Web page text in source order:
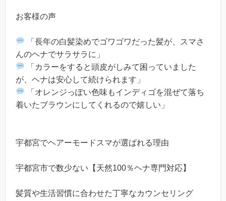
お客様の声
「長年の白髪染めでゴワゴワだった髪が、スマさ
んのヘナでサラサラに」
「カラーをすると頭皮がしみて困っていました
が、ヘナは安心して続けられます」
「オレンジっぽい色味もインディゴを混ぜて落ち
着いたブラウンにしてくれるので嬉しい」
宇都宮でヘアーモードスマが選ばれる理由
宇都宮市で数少ない【天然100％ヘナ専門対応】
髪質や生活習慣に合わせた丁寧なカウンセリング